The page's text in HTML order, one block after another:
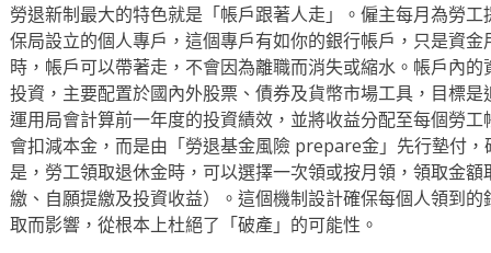
勞退新制最大的特色就是「帳戶跟著人走」。僱主每月為勞
保局設立的個人專戶，這個專戶有如你的銀行帳戶，只是資
時，帳戶可以帶著走，不會因為離職而消失或縮水。帳戶內
投資，主要配置於國內外股票、債券及貨幣市場工具，目標
運用局會計算前一年度的投資績效，並將收益分配至每個勞
會扣減本金，而是由「勞退基金風險 prepare金」先行墊付
是，勞工領取退休金時，可以選擇一次領或按月領，領取金
繳、自願提繳及投資收益）。這個機制設計確保每個人領到
取而影響，從根本上杜絕了「破產」的可能性。